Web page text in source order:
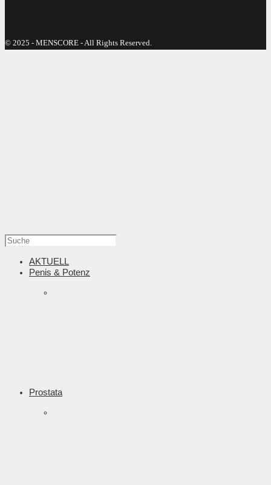
© 2025 - MENSCORE - All Rights Reserved.
AKTUELL
Penis & Potenz
Prostata